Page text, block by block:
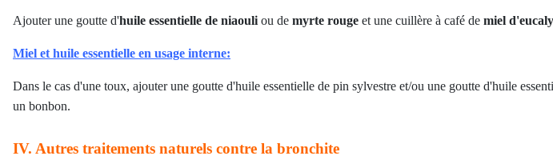
Ajouter une goutte d'huile essentielle de niaouli ou de myrte rouge et une cuillère à café de miel
Miel et huile essentielle en usage interne:
Dans le cas d'une toux, ajouter une goutte d'huile essentielle de pin sylvestre et/ou une goutte d'huile
un bonbon.
IV. Autres traitements naturels contre la bronchite